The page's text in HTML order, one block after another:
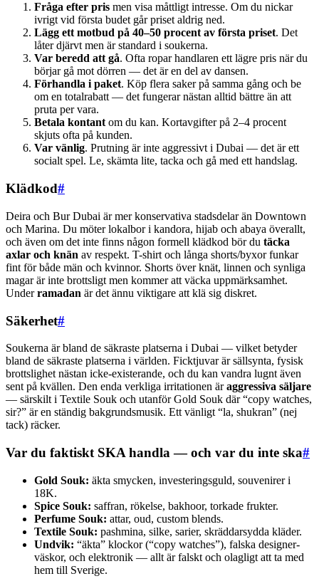
Fråga efter pris men visa måttligt intresse. Om du nickar
ivrigt vid första budet går priset aldrig ned.
Lägg ett motbud på 40–50 procent av första priset. Det
låter djärvt men är standard i soukerna.
Var beredd att gå. Ofta ropar handlaren ett lägre pris när du
börjar gå mot dörren — det är en del av dansen.
Förhandla i paket. Köp flera saker på samma gång och be
om en total­rabatt — det fungerar nästan alltid bättre än att
pruta per vara.
Betala kontantom du kan. Kortavgifter på 2–4 procent
skjuts ofta på kunden.
Var vänlig. Prutning är inte aggressivt i Dubai — det är ett
socialt spel. Le, skämta lite, tacka och gå med ett handslag.
Klädkod#
Deira och Bur Dubai är mer konservativa stadsdelar än Downtown
och Marina. Du möter lokalbor i kandora, hijab och abaya överallt,
och även om det inte finns någon formell klädkod bör du täcka
axlar och knän av respekt. T-shirt och långa shorts/byxor funkar
fint för både män och kvinnor. Shorts över knät, linnen och synliga
magar är inte brottsligt men kommer att väcka uppmärksamhet.
Underramadan är det ännu viktigare att klä sig diskret.
Säkerhet#
Soukerna är bland de säkraste platserna i Dubai — vilket betyder
bland de säkraste platserna i världen. Ficktjuvar är sällsynta, fysisk
brottslighet nästan icke-existerande, och du kan vandra lugnt även
sent på kvällen. Den enda verkliga irritationen äraggressiva säljare
— särskilt i Textile Souk och utanför Gold Souk där “copy watches,
sir?” är en ständig bakgrunds­musik. Ett vänligt “la, shukran” (nej
tack) räcker.
Var du faktiskt SKA handla — och var du inte ska#
Gold Souk: äkta smycken, investerings­guld, souvenirer i
18K.
Spice Souk: saffran, rökelse, bakhoor, torkade frukter.
Perfume Souk: attar, oud, custom blends.
Textile Souk: pashmina, silke, sarier, skräddar­sydda kläder.
Undvik: “äkta” klockor (“copy watches”), falska designer­
väskor, och elektronik — allt är falskt och olagligt att ta med
hem till Sverige.